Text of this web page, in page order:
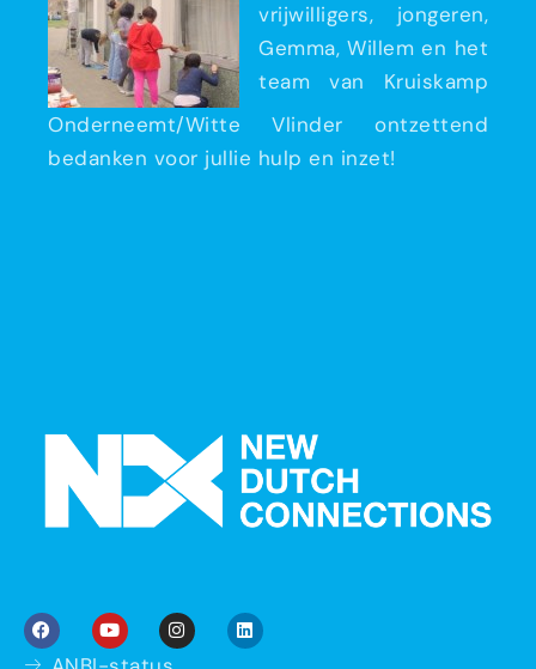
vrijwilligers, jongeren,
Gemma, Willem en het
team van Kruiskamp
Onderneemt/Witte Vlinder ontzettend
bedanken voor jullie hulp en inzet!